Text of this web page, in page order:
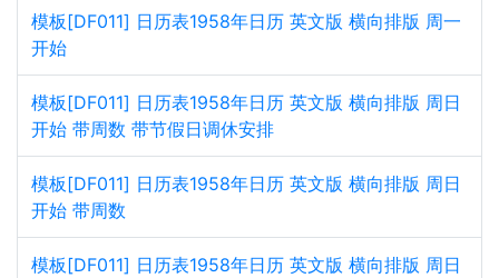
模板[DF011] 日历表1958年日历 英文版 横向排版 周一
开始
模板[DF011] 日历表1958年日历 英文版 横向排版 周日
开始 带周数 带节假日调休安排
模板[DF011] 日历表1958年日历 英文版 横向排版 周日
开始 带周数
模板[DF011] 日历表1958年日历 英文版 横向排版 周日